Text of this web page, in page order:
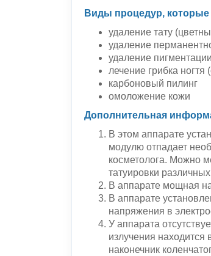
Виды процедур,
удаление тату
удаление
удаление пигментации
лечение грибка ногтя
карбоновый пилинг
омоложение кожи
Дополнительная
В этом аппарате
модулю отпадает
косметолога. Можно
татуировки
В аппарате мощная
В аппарате
напряжения в
У аппарата
излучения находится
наконечник